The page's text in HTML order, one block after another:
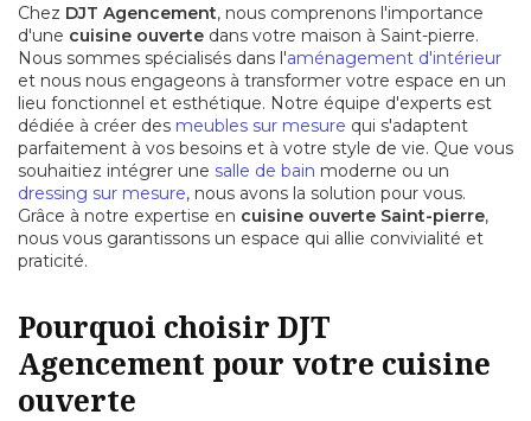
Chez DJT Agencement, nous comprenons l'importance
d'une cuisine ouverte dans votre maison à Saint-pierre.
Nous sommes spécialisés dans l'aménagement d'intérieur
et nous nous engageons à transformer votre espace en un
lieu fonctionnel et esthétique. Notre équipe d'experts est
dédiée à créer des meubles sur mesure qui s'adaptent
parfaitement à vos besoins et à votre style de vie. Que vous
souhaitiez intégrer une salle de bain moderne ou un
dressing sur mesure, nous avons la solution pour vous.
Grâce à notre expertise en cuisine ouverte Saint-pierre,
nous vous garantissons un espace qui allie convivialité et
praticité.
Pourquoi choisir DJT
Agencement pour votre cuisine
ouverte